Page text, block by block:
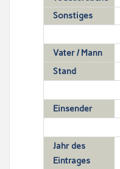
Sonstiges
Vater / Mann
Stand
Einsender
Jahr des
Eintrages